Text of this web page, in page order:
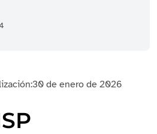
30 de enero de 2026